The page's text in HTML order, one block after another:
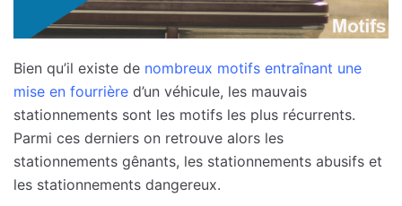
Bien qu’il existe de nombreux motifs entraînant une
mise en fourrière d’un véhicule, les mauvais
stationnements sont les motifs les plus récurrents.
Parmi ces derniers on retrouve alors les
stationnements gênants, les stationnements abusifs et
les stationnements dangereux.